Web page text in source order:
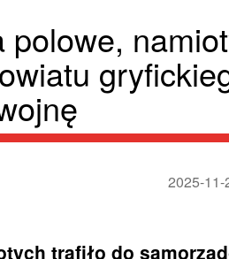
polowe,
2025-11-
trafiło do